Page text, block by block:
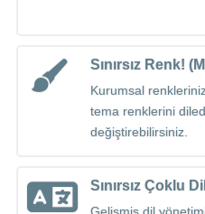
Sınırsız Renk!
Kurumsal
tema renklerini
değiştirebilirsiniz.
Sınırsız Çoklu